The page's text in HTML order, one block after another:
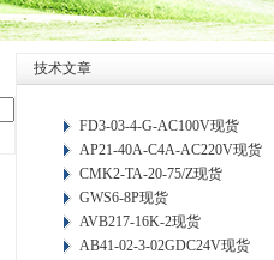
技术文章
FD3-03-4-G-AC100V现货
AP21-40A-C4A-AC220V现货
CMK2-TA-20-75/Z现货
GWS6-8P现货
AVB217-16K-2现货
AB41-02-3-02GDC24V现货